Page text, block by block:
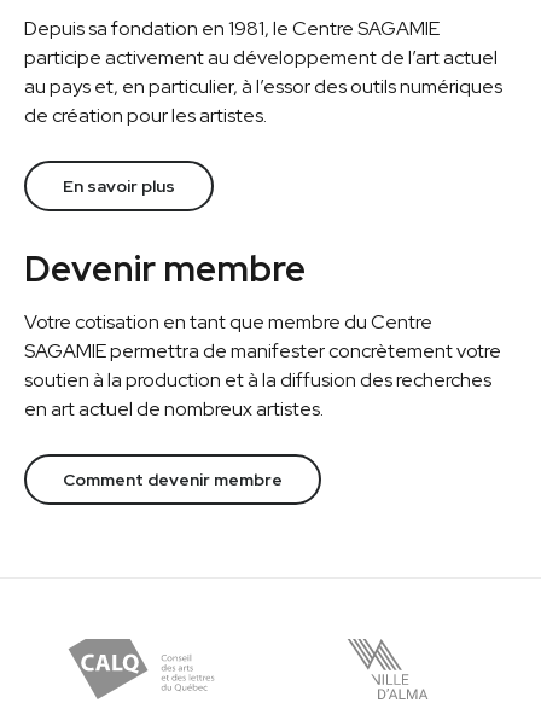
Depuis sa fondation en 1981, le Centre SAGAMIE
participe activement au développement de l’art actuel
au pays et, en particulier, à l’essor des outils numériques
de création pour les artistes.
En savoir plus
Devenir membre
Votre cotisation en tant que membre du Centre
SAGAMIE permettra de manifester concrètement votre
soutien à la production et à la diffusion des recherches
en art actuel de nombreux artistes.
Comment devenir membre